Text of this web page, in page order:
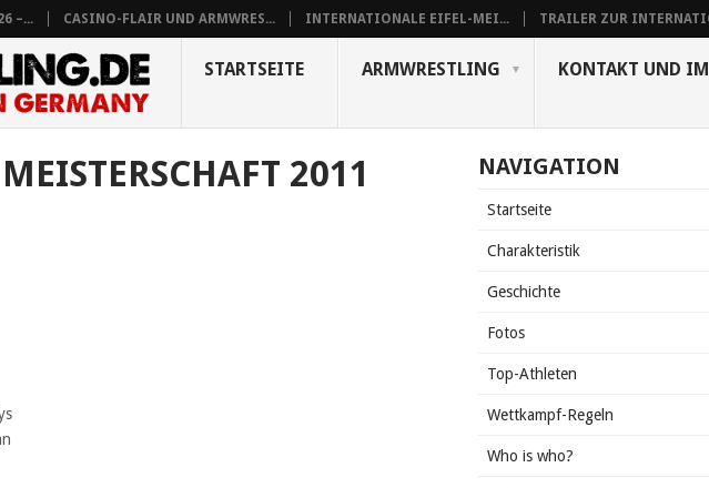
–... CASINO-FLAIR UND ARMWRES... INTERNATIONALE EIFEL-MEI... TRAILER ZUR
STARTSEITE ARMWRESTLING KONTAKT UND
2011 NAVIGATION
Startseite
Charakteristik
Geschichte
Fotos
Top-Athleten
Wettkampf-Regeln
Who is who?